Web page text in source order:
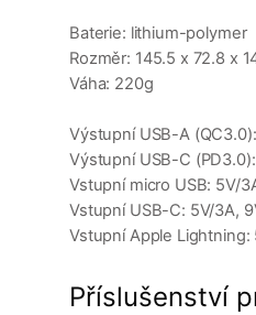
Baterie: lithium-polymer
Rozměr: 145.5 x 72.8 x
Váha: 220g
Výstupní USB-A
Výstupní USB-C
Vstupní micro USB: 5V/
Vstupní USB-C: 5V/3A,
Vstupní Apple Lightning:
Příslušenství